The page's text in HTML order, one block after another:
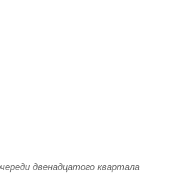
двенадцатого квартала